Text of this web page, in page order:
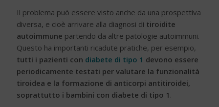
Il problema può essere visto anche da una prospettiva
diversa, e cioè arrivare alla diagnosi di tiroidite
autoimmune partendo da altre patologie autoimmuni.
Questo ha importanti ricadute pratiche, per esempio,
tutti i pazienti con diabete di tipo 1 devono essere
periodicamente testati per valutare la funzionalità
tiroidea e la formazione di anticorpi antitiroidei,
soprattutto i bambini con diabete di tipo 1 .